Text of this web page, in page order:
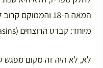
המאה ה-18 והממוקם קרוב לפסגה נפתח לו
מיוחד: קברט הרוצחים (Le Cabaret des Assasins).
לא, לא היה זה מקום מפגש